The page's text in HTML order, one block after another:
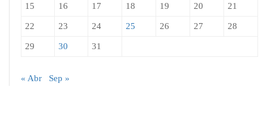
15 16 17 18 19 20 21
22 23 24 25 26 27 28
29 30 31
« Abr Sep »